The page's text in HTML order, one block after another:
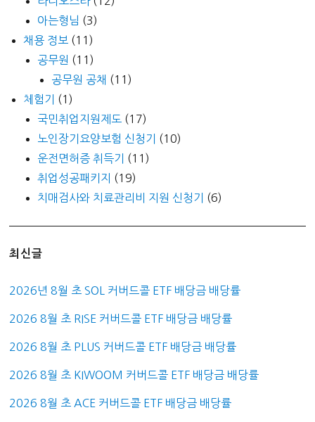
아는형님 (3)
채용 정보 (11)
공무원 (11)
공무원 공채 (11)
체험기
(1)
국민취업지원제도 (17)
노인장기요양보험 신청기
(10)
운전면허증 취득기
(11)
취업성공패키지
(19)
치매검사와 치료관리비 지원 신청기
(6)
최신글
2026년 8월 초 SOL 커버드콜 ETF 배당금 배당률
2026 8월 초 RISE 커버드콜 ETF 배당금 배당률
2026 8월 초 PLUS 커버드콜 ETF 배당금 배당률
2026 8월 초 KIWOOM 커버드콜 ETF 배당금 배당률
2026 8월 초 ACE 커버드콜 ETF 배당금 배당률